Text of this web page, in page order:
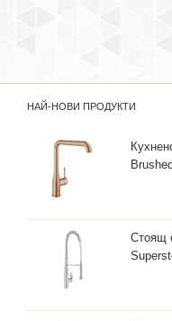
НАЙ-НОВИ ПРОДУКТИ
Стоящ